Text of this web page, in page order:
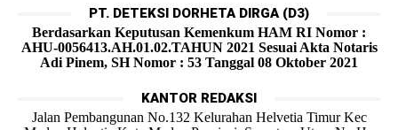
PT. DETEKSI DORHETA DIRGA (D3)
Berdasarkan Keputusan Kemenkum HAM RI Nomor :
AHU-0056413.AH.01.02.TAHUN 2021 Sesuai Akta Notaris
Adi Pinem, SH Nomor : 53 Tanggal 08 Oktober 2021
KANTOR REDAKSI
Jalan Pembangunan No.132 Kelurahan Helvetia Timur Kec